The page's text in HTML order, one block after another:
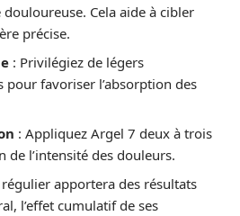
Cela aide à cibler
précise.
: Privilégiez de légers
favoriser l’absorption des
: Appliquez Argel 7 deux à trois
l’intensité des douleurs.
régulier apportera des résultats
l’effet cumulatif de ses